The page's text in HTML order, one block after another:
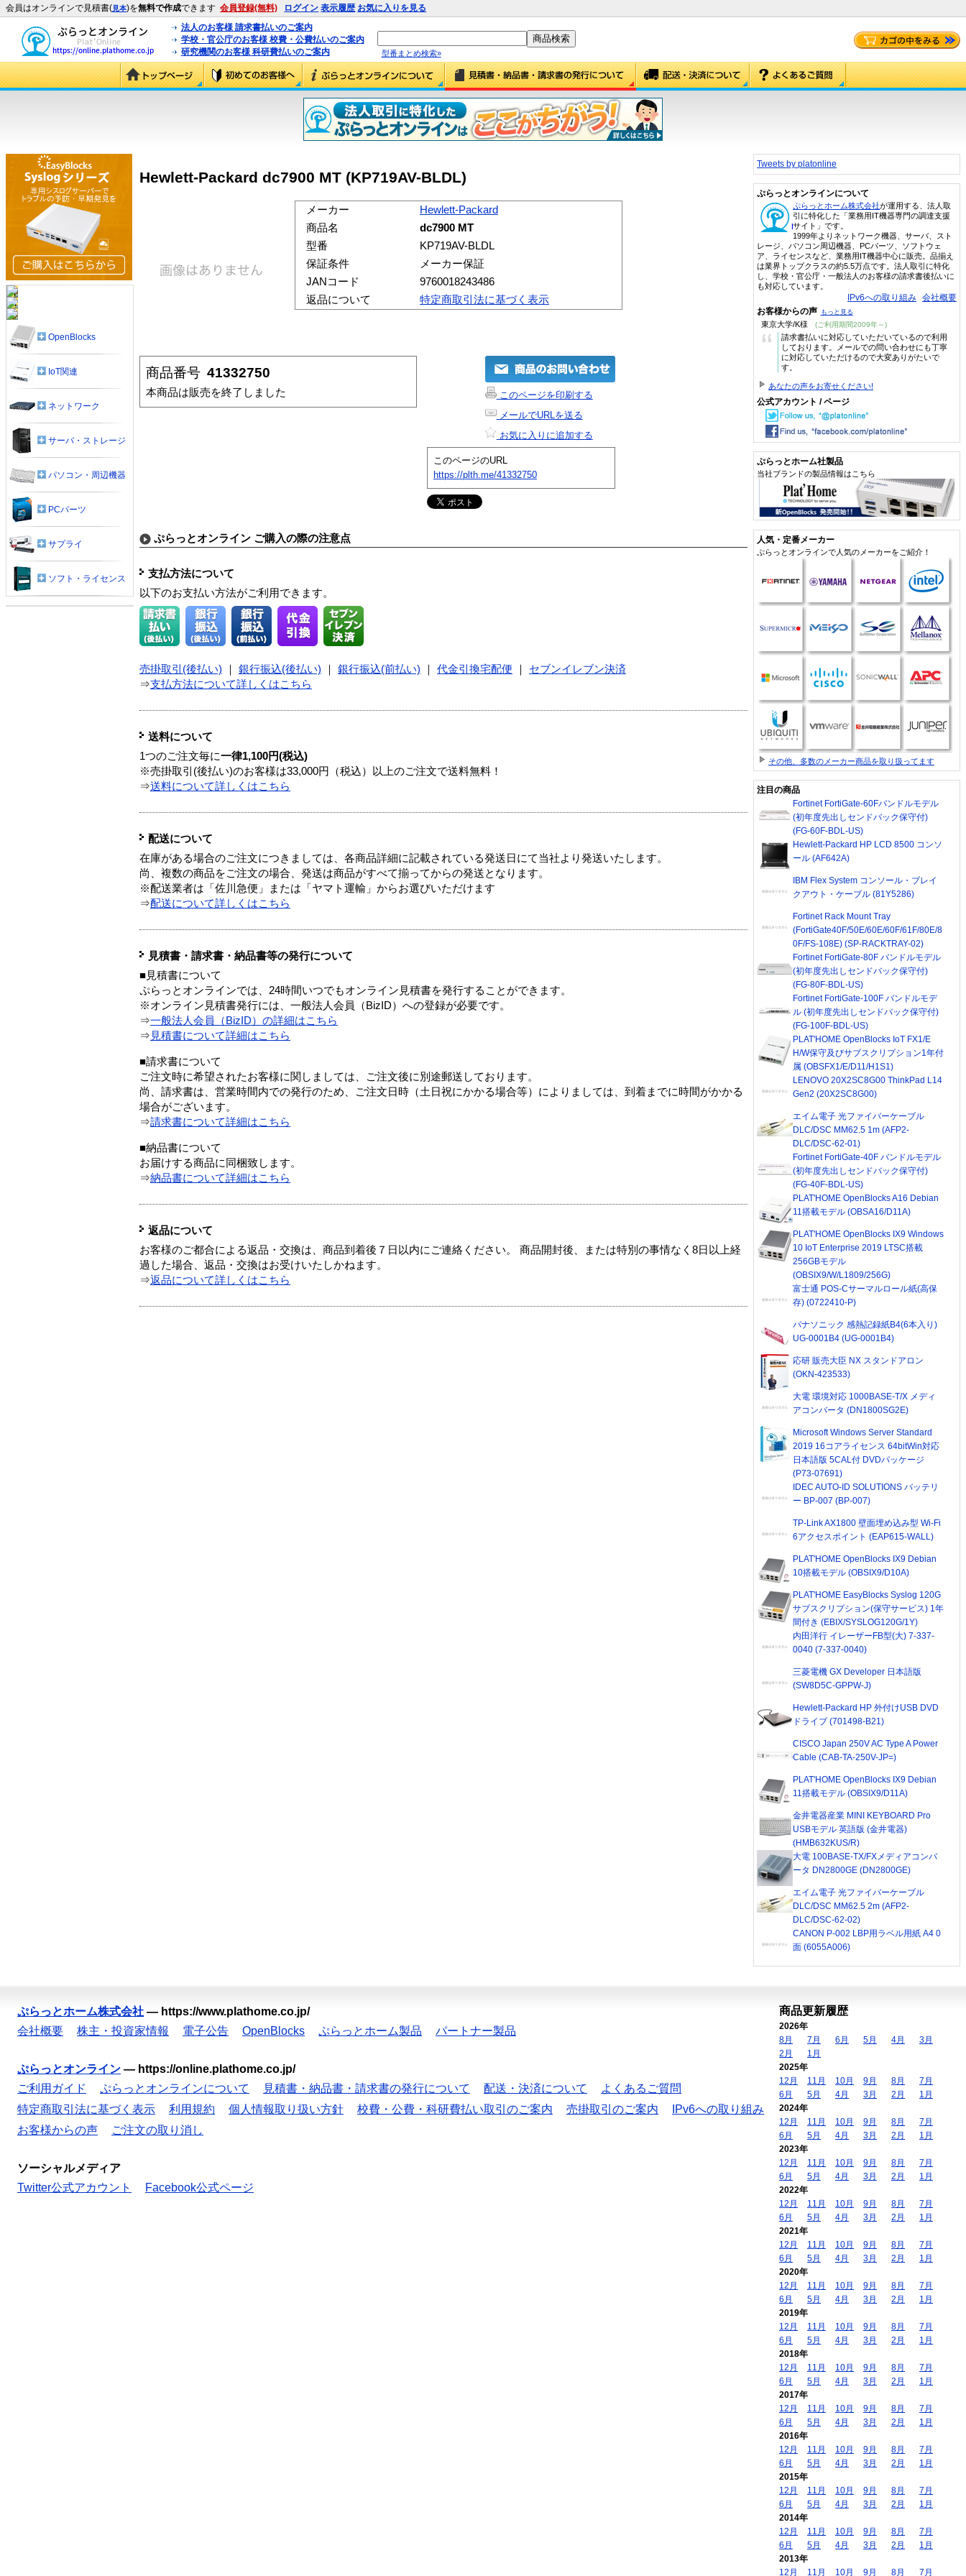
会員はオンラインで見積書(見本)を無料で作成できます 会員登録(無料) ログイン 表示履歴 お気に入りを見る
法人のお客様 請求書払いのご案内
学校・官公庁のお客様 校費・公費払いのご案内
研究機関のお客様 科研費払いのご案内
型番まとめ検索»
Hewlett-Packard dc7900 MT (KP719AV-BLDL)
メーカー
Hewlett-Packard
商品名
dc7900 MT
型番
KP719AV-BLDL
保証条件
メーカー保証
JANコード
9760018243486
返品について
特定商取引法に基づく表示
商品番号 41332750
本商品は販売を終了しました
このページを印刷する
メールでURLを送る
お気に入りに追加する
このページのURL
https://plth.me/41332750
ぷらっとオンライン ご購入の際の注意点
支払方法について
以下のお支払い方法がご利用できます。
売掛取引(後払い) 銀行振込(後払い) 銀行振込(前払い) 代金引換宅配便
セブンイレブン決済
⇒支払方法について詳しくはこちら
送料について
1つのご注文毎に一律1,100円(税込)
※売掛取引(後払い)のお客様は33,000円（税込）以上のご注文で送料無料！
⇒送料について詳しくはこちら
配送について
在庫がある場合のご注文につきましては、各商品詳細に記載されている発送日にて当社より発送いたします。
尚、複数の商品をご注文の場合、発送は商品がすべて揃ってからの発送となります。
※配送業者は「佐川急便」または「ヤマト運輸」からお選びいただけます
⇒配送について詳しくはこちら
見積書・請求書・納品書等の発行について
■見積書について
ぷらっとオンラインでは、24時間いつでもオンライン見積書を発行することができます。
※オンライン見積書発行には、一般法人会員（BizID）への登録が必要です。
⇒一般法人会員（BizID）の詳細はこちら
⇒ 見積書について詳細はこちら
■請求書について
ご注文時に希望されたお客様に関しましては、ご注文後に別途郵送しております。
尚、請求書は、営業時間内での発行のため、ご注文日時（土日祝にかかる場合等）によりましては、到着までに時間がかかる
場合がございます。
⇒請求書について詳細はこちら
■納品書について
お届けする商品に同梱致します。
⇒納品書について詳細はこちら
返品について
お客様のご都合による返品・交換は、商品到着後７日以内にご連絡ください。 商品開封後、または特別の事情なく8日以上経
過した場合、返品・交換はお受けいたしかねます。
⇒返品について詳しくはこちら
OpenBlocks
IoT関連
ネットワーク
サーバ・ストレージ
パソコン・周辺機器
PCパーツ
サプライ
ソフト・ライセンス
Tweets by platonline
ぷらっとオンラインについて
ぷらっとホーム株式会社が運用する、法人取
引に特化した「業務用IT機器専門の調達支援
サイト」です。
1999年よりネットワーク機器、サーバ、スト
レージ、パソコン周辺機器、PCパーツ、ソフトウェ
ア、ライセンスなど、業務用IT機器中心に販売。品揃え
は業界トップクラスの約5.5万点です。法人取引に特化
し、学校・官公庁・一般法人のお客様の請求書後払いに
も対応しています。
IPv6への取り組み 会社概要
お客様からの声 もっと見る
東京大学/K様 (ご利用期間2009年～)
“
請求書払いに対応していただいているので利用
しております。メールでの問い合わせにも丁寧
に対応していただけるので大変ありがたいで
す。
あなたの声をお寄せください!
公式アカウント / ページ
ぷらっとホーム社製品
当社ブランドの製品情報はこちら
人気・定番メーカー
ぷらっとオンラインで人気のメーカーをご紹介！
その他、多数のメーカー商品を取り扱ってます
注目の商品
Fortinet FortiGate-60Fバンドルモデル
(初年度先出しセンドバック保守付)
(FG-60F-BDL-US)
Hewlett-Packard HP LCD 8500 コンソ
ール (AF642A)
IBM Flex System コンソール・ブレイ
クアウト・ケーブル (81Y5286)
Fortinet Rack Mount Tray
(FortiGate40F/50E/60E/60F/61F/80E/8
0F/FS-108E) (SP-RACKTRAY-02)
Fortinet FortiGate-80F バンドルモデル
(初年度先出しセンドバック保守付)
(FG-80F-BDL-US)
Fortinet FortiGate-100F バンドルモデ
ル (初年度先出しセンドバック保守付)
(FG-100F-BDL-US)
PLAT'HOME OpenBlocks IoT FX1/E
H/W保守及びサブスクリプション1年付
属 (OBSFX1/E/D11/H1S1)
LENOVO 20X2SC8G00 ThinkPad L14
Gen2 (20X2SC8G00)
エイム電子 光ファイバーケーブル
DLC/DSC MM62.5 1m (AFP2-
DLC/DSC-62-01)
Fortinet FortiGate-40F バンドルモデル
(初年度先出しセンドバック保守付)
(FG-40F-BDL-US)
PLAT'HOME OpenBlocks A16 Debian
11搭載モデル (OBSA16/D11A)
PLAT'HOME OpenBlocks IX9 Windows
10 IoT Enterprise 2019 LTSC搭載
256GBモデル
(OBSIX9/W/L1809/256G)
富士通 POS-Cサーマルロール紙(高保
存) (0722410-P)
パナソニック 感熱記録紙B4(6本入り)
UG-0001B4 (UG-0001B4)
応研 販売大臣 NX スタンドアロン
(OKN-423533)
大電 環境対応 1000BASE-T/X メディ
アコンバータ (DN1800SG2E)
Microsoft Windows Server Standard
2019 16コアライセンス 64bitWin対応
日本語版 5CAL付 DVDパッケージ
(P73-07691)
IDEC AUTO-ID SOLUTIONS バッテリ
ー BP-007 (BP-007)
TP-Link AX1800 壁面埋め込み型 Wi-Fi
6アクセスポイント (EAP615-WALL)
PLAT'HOME OpenBlocks IX9 Debian
10搭載モデル (OBSIX9/D10A)
PLAT'HOME EasyBlocks Syslog 120G
サブスクリプション(保守サービス) 1年
間付き (EBIX/SYSLOG120G/1Y)
内田洋行 イレーザーFB型(大) 7-337-
0040 (7-337-0040)
三菱電機 GX Developer 日本語版
(SW8D5C-GPPW-J)
Hewlett-Packard HP 外付けUSB DVD
ドライブ (701498-B21)
CISCO Japan 250V AC Type A Power
Cable (CAB-TA-250V-JP=)
PLAT'HOME OpenBlocks IX9 Debian
11搭載モデル (OBSIX9/D11A)
金井電器産業 MINI KEYBOARD Pro
USBモデル 英語版 (金井電器)
(HMB632KUS/R)
大電 100BASE-TX/FXメディアコンバ
ータ DN2800GE (DN2800GE)
エイム電子 光ファイバーケーブル
DLC/DSC MM62.5 2m (AFP2-
DLC/DSC-62-02)
CANON P-002 LBP用ラベル用紙 A4 0
面 (6055A006)
ぷらっとホーム株式会社 — https://www.plathome.co.jp/
会社概要
株主・投資家情報 電子公告 OpenBlocks ぷらっとホーム製品 パートナー製品
ぷらっとオンライン — https://online.plathome.co.jp/
ご利用ガイド
ぷらっとオンラインについて 見積書・納品書・請求書の発行について 配送・決済について
よくあるご質問
特定商取引法に基づく表示
利用規約 個人情報取り扱い方針 校費・公費・科研費払い取引のご案内 売掛取引のご案内
IPv6への取り組み
お客様からの声
ご注文の取り消し
ソーシャルメディア
Twitter公式アカウント
Facebook公式ページ
商品更新履歴
2026年
8月
7月 6月 5月 4月
3月
2月
1月
2025年
12月
11月 10月 9月 8月
7月
6月
5月 4月 3月 2月
1月
2024年
12月
11月 10月 9月 8月
7月
6月
5月 4月 3月 2月
1月
2023年
12月
11月 10月 9月 8月
7月
6月
5月 4月 3月 2月
1月
2022年
12月
11月 10月 9月 8月
7月
6月
5月 4月 3月 2月
1月
2021年
12月
11月 10月 9月 8月
7月
6月
5月 4月 3月 2月
1月
2020年
12月
11月 10月 9月 8月
7月
6月
5月 4月 3月 2月
1月
2019年
12月
11月 10月 9月 8月
7月
6月
5月 4月 3月 2月
1月
2018年
12月
11月 10月 9月 8月
7月
6月
5月 4月 3月 2月
1月
2017年
12月
11月 10月 9月 8月
7月
6月
5月 4月 3月 2月
1月
2016年
12月
11月 10月 9月 8月
7月
6月
5月 4月 3月 2月
1月
2015年
12月
11月 10月 9月 8月
7月
6月
5月 4月 3月 2月
1月
2014年
12月
11月 10月 9月 8月
7月
6月
5月 4月 3月 2月
1月
2013年
12月
11月 10月 9月 8月 7月